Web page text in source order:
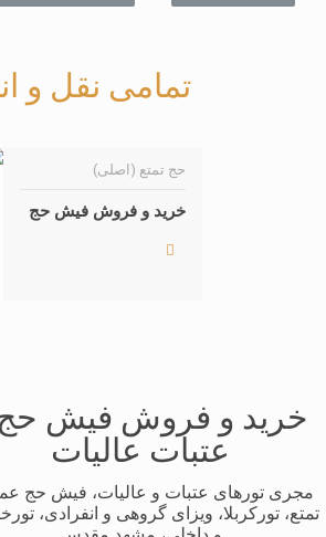
تمامی نقل و
حج تمتع (اصلی)
خرید و فروش فیش حج
خرید و فروش فیش
عتبات عالیات
مجری تورهای عتبات و عالیات، فیش حج
تمتع، تورکربلا، ویزای گروهی و انفرادی،